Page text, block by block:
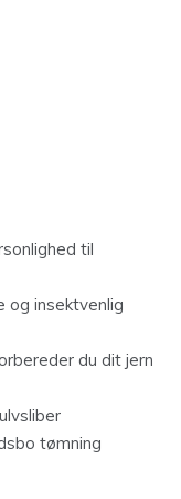
til
og insektvenlig
du dit jern
tømning